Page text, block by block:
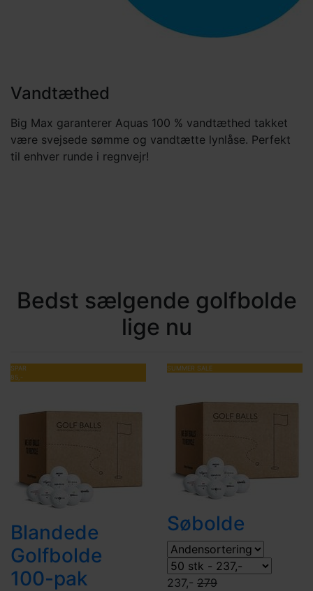
Vandtæthed
Big Max garanterer Aquas 100 % vandtæthed takket
være svejsede sømme og vandtætte lynlåse. Perfekt
til enhver runde i regnvejr!
Bedst sælgende golfbolde
lige nu
SPAR
85,-
Blandede
Golfbolde
100-pak
SUMMER SALE
Søbolde
237,- 279